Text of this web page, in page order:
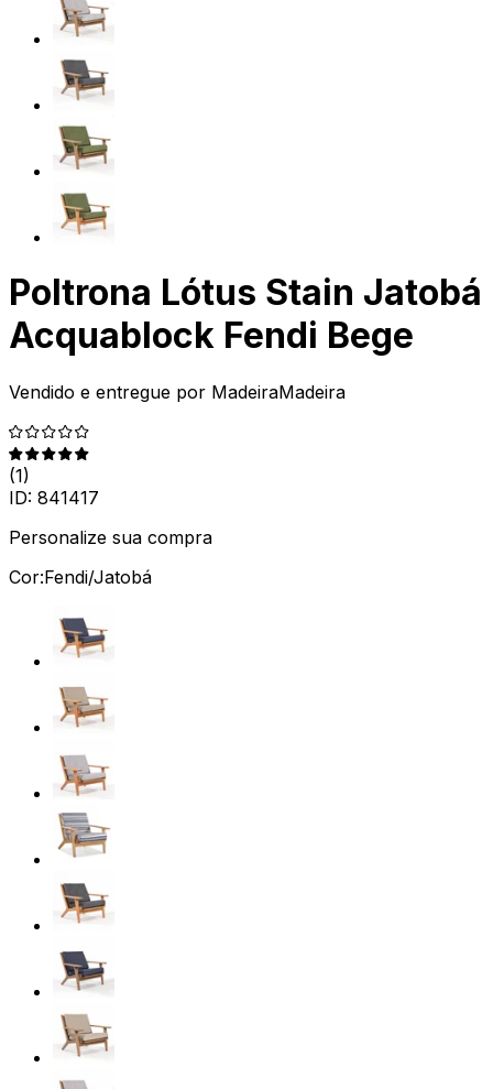
Poltrona Lótus Stain Jatobá
Acquablock Fendi Bege
Vendido e entregue por MadeiraMadeira
(1)
ID: 841417
Personalize sua compra
Cor:Fendi/Jatobá